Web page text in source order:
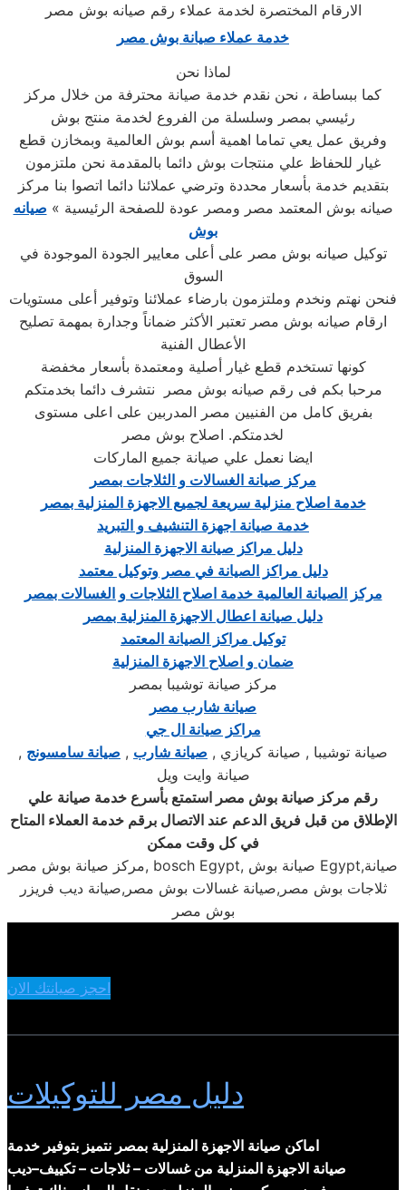
الارقام المختصرة لخدمة عملاء رقم صيانه بوش مصر
خدمة عملاء صيانة بوش مصر
لماذا نحن
كما ببساطة ، نحن نقدم خدمة صيانة محترفة من خلال مركز
رئيسي بمصر وسلسلة من الفروع لخدمة منتج بوش
وفريق عمل يعي تماما اهمية أسم بوش العالمية وبمخازن قطع
غيار للحفاظ علي منتجات بوش دائما بالمقدمة نحن ملتزمون
بتقديم خدمة بأسعار محددة وترضي عملائنا دائما اتصوا بنا مركز
صيانه بوش المعتمد مصر ومصر عودة للصفحة الرئيسية » صيانه
بوش
توكيل صيانه بوش مصر على أعلى معايير الجودة الموجودة في
السوق
فنحن نهتم ونخدم وملتزمون بارضاء عملائنا وتوفير أعلى مستويات
ارقام صيانه بوش مصر تعتبر الأكثر ضماناً وجدارة بمهمة تصليح
الأعطال الفنية
كونها تستخدم قطع غيار أصلية ومعتمدة بأسعار مخفضة
مرحبا بكم فى رقم صيانه بوش مصر نتشرف دائما بخدمتكم
بفريق كامل من الفنيين مصر المدربين على اعلى مستوى
لخدمتكم. اصلاح بوش مصر
ايضا نعمل علي صيانة جميع الماركات
مركز صيانة الغسالات و الثلاجات بمصر
خدمة اصلاح منزلية سريعة لجميع الاجهزة المنزلية بمصر
خدمة صيانة اجهزة التنشيف و التبريد
دليل مراكز صيانة الاجهزة المنزلية
دليل مراكز الصيانة في مصر وتوكيل معتمد
مركز الصيانة العالمية خدمة اصلاح الثلاجات و الغسالات بمصر
دليل صيانة اعطال الاجهزة المنزلية بمصر
توكيل مراكز الصيانة المعتمد
ضمان و اصلاح الاجهزة المنزلية
مركز صيانة توشيبا بمصر
صيانة شارب مصر
مراكز صيانة ال جي
صيانة توشيبا , صيانة كريازي , صيانة شارب , صيانة سامسونج ,
صيانة وايت ويل
رقم مركز صيانة بوش مصر استمتع بأسرع خدمة صيانة علي
الإطلاق من قبل فريق الدعم عند الاتصال برقم خدمة العملاء المتاح
في كل وقت ممكن
مركز صيانة بوش مصر, bosch Egypt, صيانة بوش Egypt,صيانة
ثلاجات بوش مصر,صيانة غسالات بوش مصر,صيانة ديب فريزر
بوش مصر
احجز صيانتك الان
دليل مصر للتوكيلات
اماكن صيانة الاجهزة المنزلية بمصر نتميز بتوفير خدمة
صيانة الاجهزة المنزلية من غسالات – ثلاجات – تكييف–ديب